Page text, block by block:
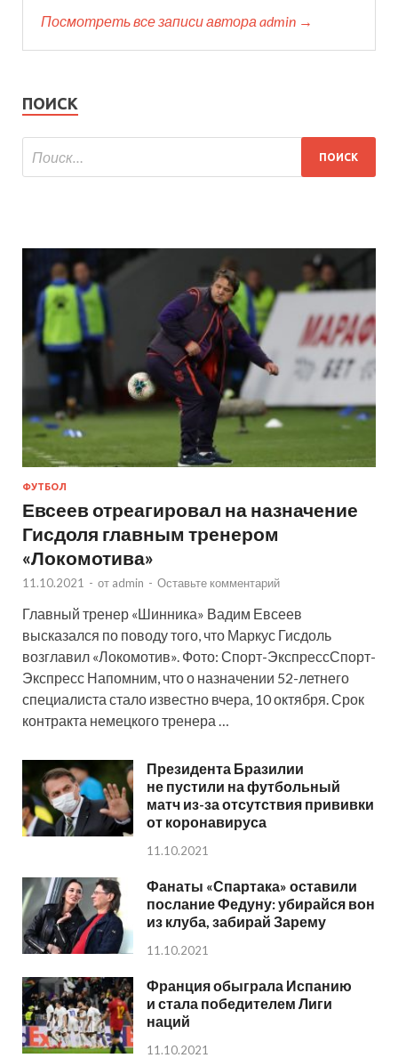
Посмотреть все записи автора admin →
ПОИСК
ФУТБОЛ
Евсеев отреагировал на назначение
Гисдоля главным тренером
«Локомотива»
11.10.2021 - от admin - Оставьте комментарий
Главный тренер «Шинника» Вадим Евсеев
высказался по поводу того, что Маркус Гисдоль
возглавил «Локомотив». Фото: Спорт-ЭкспрессСпорт-
Экспресс Напомним, что о назначении 52-летнего
специалиста стало известно вчера, 10 октября. Срок
контракта немецкого тренера …
Президента Бразилии
не пустили на футбольный
матч из-за отсутствия прививки
от коронавируса
11.10.2021
Фанаты «Спартака» оставили
послание Федуну: убирайся вон
из клуба, забирай Зарему
11.10.2021
Франция обыграла Испанию
и стала победителем Лиги
наций
11.10.2021